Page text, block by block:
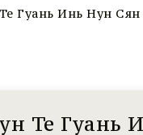
Гуань Инь Нун
Те Гуань